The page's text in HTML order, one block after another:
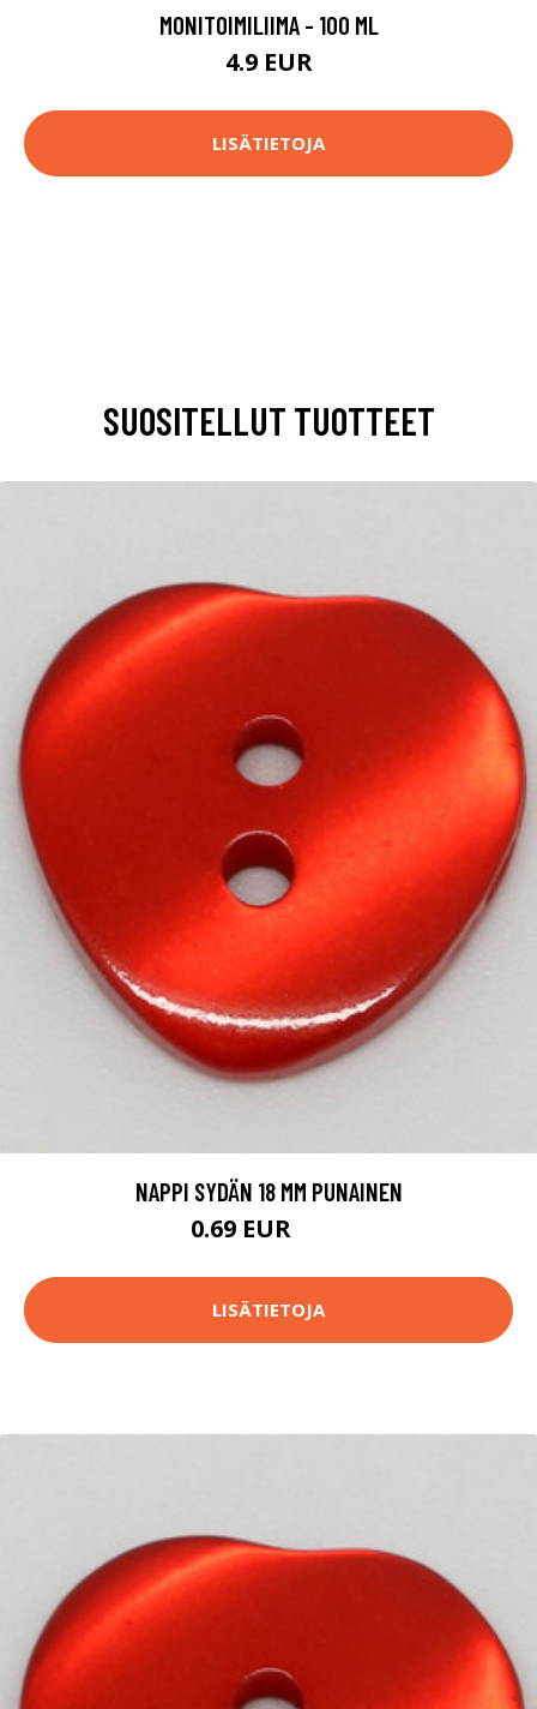
MONITOIMILIIMA - 100 ML
4.9 EUR
LISÄTIETOJA
SUOSITELLUT TUOTTEET
NAPPI SYDÄN 18 MM PUNAINEN
0.69 EUR
LISÄTIETOJA